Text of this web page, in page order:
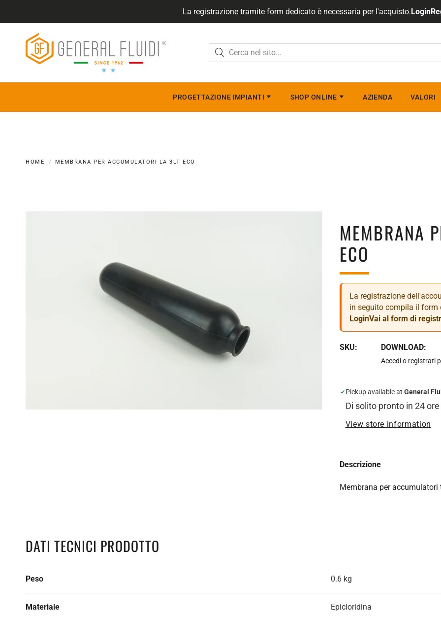
La registrazione tramite form dedicato è necessaria per l'acquisto.Login
GENERALFLUIDI
PROGETTAZIONE IMPIANTI SHOP ONLINE AZIENDA VALORI
HOME MEMBRANA PER ACCUMULATORI LA 3LT ECO
MEMBRANA
ECO
La registrazione
in seguito compila il form
LoginVai al form di
SKU: DOWNLOAD:
Accedi o registrati
Pickup available at General
Di solito pronto in 24 ore
View store information
Descrizione
Membrana per accumulatori
DATI TECNICI PRODOTTO
Peso 0.6 kg
Materiale Epicloridina